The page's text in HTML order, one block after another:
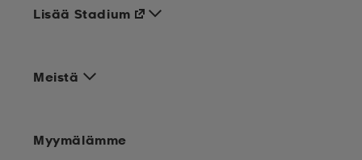
Meistä
Lisää Stadium
Myymälämme